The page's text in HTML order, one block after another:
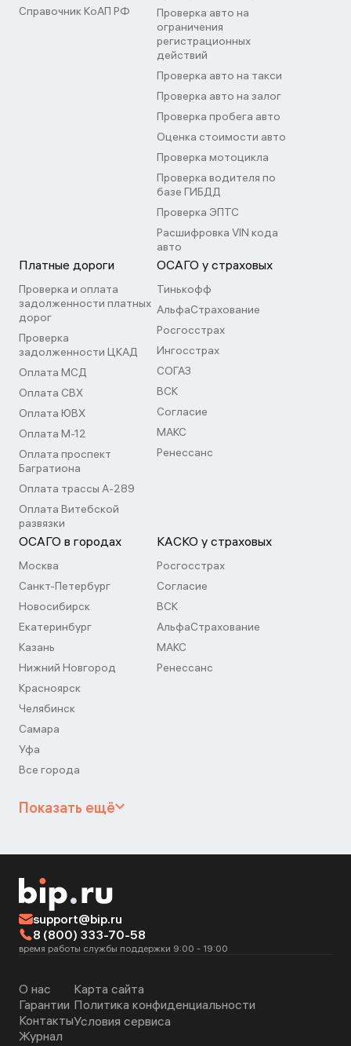
Справочник КоАП РФ
Проверка авто на
ограничения
регистрационных
действий
Проверка авто на такси
Проверка авто на залог
Проверка пробега авто
Оценка стоимости авто
Проверка мотоцикла
Проверка водителя по
базе ГИБДД
Проверка ЭПТС
Расшифровка VIN кода
авто
Платные дороги
Проверка и оплата
задолженности платных
дорог
Проверка
задолженности ЦКАД
Оплата МСД
Оплата СВХ
Оплата ЮВХ
Оплата М-12
Оплата проспект
Багратиона
Оплата трассы А-289
Оплата Витебской
развязки
ОСАГО у страховых
Тинькофф
АльфаСтрахование
Росгосстрах
Ингосстрах
СОГАЗ
ВСК
Согласие
МАКС
Ренессанс
ОСАГО в городах
Москва
Санкт-Петербург
Новосибирск
Екатеринбург
Казань
Нижний Новгород
Красноярск
Челябинск
Самара
Уфа
Все города
КАСКО у страховых
Росгосстрах
Согласие
ВСК
АльфаСтрахование
МАКС
Ренессанс
Показать ещё
support@bip.ru
8 (800) 333-70-58
время работы службы поддержки 9:00 - 19:00
О нас
Гарантии
Контакты
Журнал
Карта сайта
Политика конфиденциальности
Условия сервиса